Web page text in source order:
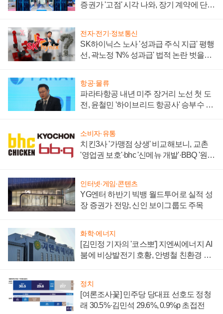
증권가 '고점' 시각 나와, 장기 계약에 단점
전자·전기·정보통신
SK하이닉스 노사 '성과급 주식 지급' 평행
선, 곽노정 'N% 성과급' 법적 논란 벗을지
항공·물류
파라타항공 내년 미주 장거리 노선 첫 도
전, 윤철민 '하이브리드 항공사' 승부수 통
소비자·유통
치킨3사 '가맹점 상생' 비교해보니, 교촌
'영업권 보호'·bhc '신메뉴 개발'·BBQ '원가
인터넷·게임·콘텐츠
YG엔터 하반기 빅뱅 월드투어로 실적 성
장 증권가 전망, 신인 보이그룹도 주목
화학·에너지
[김민정 기자의 '코스뽀'] 지엔씨에너지 AI
붐에 비상발전기 호황, 안병철 친환경 에
정치
[여론조사꽃] 민주당 당대표 선호도 정청
래 30.5%·김민석 29.6%, 0.9%p 초접전